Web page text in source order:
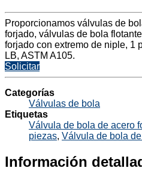
Proporcionamos válvulas de
forjado, válvulas de bola
forjado con extremo de niple, 1
LB, ASTM A105.
Solicitar
Categorías
Válvulas de bola
Etiquetas
Válvula de bola de acero
piezas, Válvula de bola
Información